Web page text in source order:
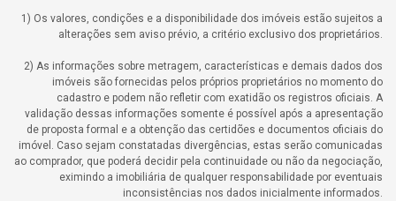
1) Os valores, condições e a disponibilidade dos imóveis estão sujeitos a
alterações sem aviso prévio, a critério exclusivo dos proprietários.
2) As informações sobre metragem, características e demais dados dos
imóveis são fornecidas pelos próprios proprietários no momento do
cadastro e podem não refletir com exatidão os registros oficiais. A
validação dessas informações somente é possível após a apresentação
de proposta formal e a obtenção das certidões e documentos oficiais do
imóvel. Caso sejam constatadas divergências, estas serão comunicadas
ao comprador, que poderá decidir pela continuidade ou não da negociação,
eximindo a imobiliária de qualquer responsabilidade por eventuais
inconsistências nos dados inicialmente informados.